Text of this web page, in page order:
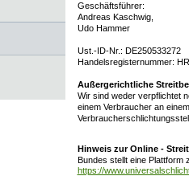
Geschäftsführer:
Andreas Kaschwig,
Udo Hammer
Ust.-ID-Nr.: DE250533272
Handelsregisternummer:
Außergerichtliche
Wir sind weder verpflichtet
einem Verbraucher an
Hinweis zur Online -
Bundes stellt eine Plattform
https://